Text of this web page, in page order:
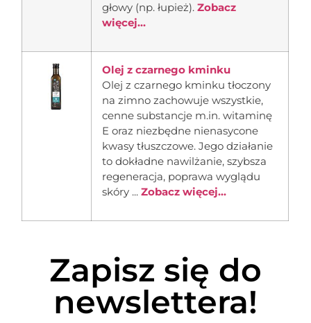
głowy (np. łupież).Zobacz
więcej...
Olej z czarnego kminku
Olej z czarnego kminku tłoczony
na zimno zachowuje wszystkie,
cenne substancje m.in. witaminę
E oraz niezbędne nienasycone
kwasy tłuszczowe. Jego działanie
to dokładne nawilżanie, szybsza
regeneracja, poprawa wyglądu
skóry ...Zobacz więcej...
Zapisz się do
newslettera!